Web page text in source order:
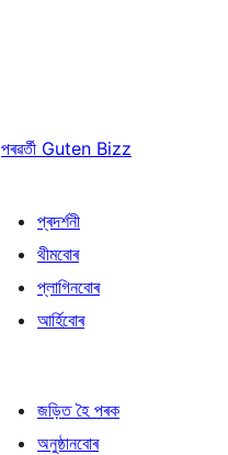
পৰৱৰ্তী Guten Bizz
প্ৰদৰ্শনী
থীমবোৰ
প্লাগিনবোৰ
আৰ্হিবোৰ
জড়িত হৈ পৰক
অনুষ্ঠানবোৰ